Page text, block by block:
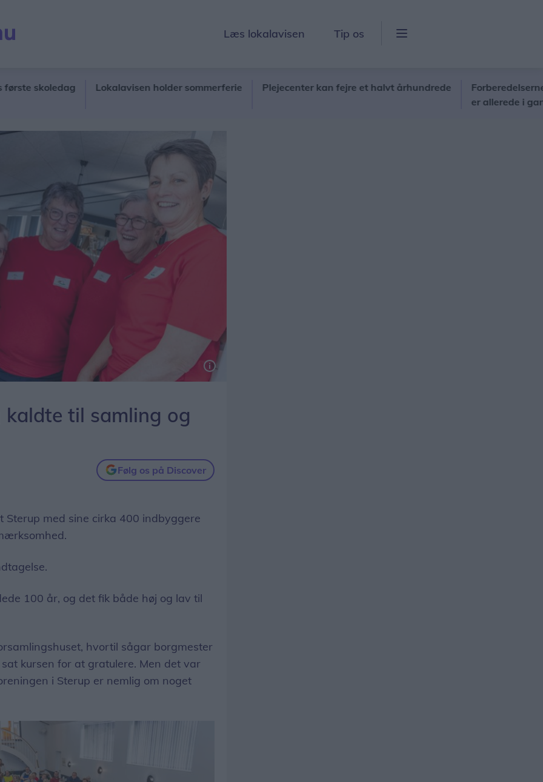
Læs lokalavisen Tip os
Lokalavisen holder sommerferie Plejecenter kan fejre et halvt århundrede
Forberedelserne til
er allerede i gang
til samling og
Følg os på Discover
Sterup med sine cirka 400 indbyggere
100 år, og det fik både høj og lav til
hvortil sågar borgmester
kursen for at gratulere. Men det var
i Sterup er nemlig om noget